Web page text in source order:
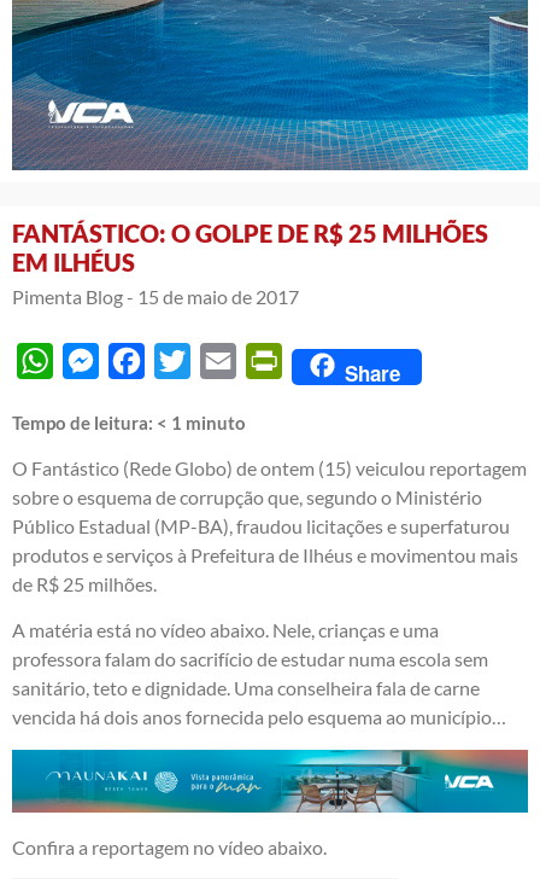
FANTÁSTICO: O GOLPE DE R$ 25 MILHÕES
EM ILHÉUS
Pimenta Blog - 15 de maio de 2017
WhatsAppMessengerFacebook
Twitter Email PrintFriendly
Share
Tempo de leitura: < 1 minuto
O Fantástico (Rede Globo) de ontem (15) veiculou reportagem
sobre o esquema de corrupção que, segundo o Ministério
Público Estadual (MP-BA), fraudou licitações e superfaturou
produtos e serviços à Prefeitura de Ilhéus e movimentou mais
de R$ 25 milhões.
A matéria está no vídeo abaixo. Nele, crianças e uma
professora falam do sacrifício de estudar numa escola sem
sanitário, teto e dignidade. Uma conselheira fala de carne
vencida há dois anos fornecida pelo esquema ao município…
Confira a reportagem no vídeo abaixo.